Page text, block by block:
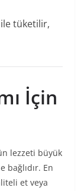
ile tüketilir,
İçin
lezzeti büyük
bağlıdır. En
et veya